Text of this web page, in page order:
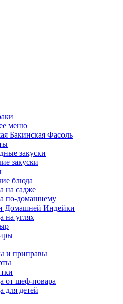
меню
Бакинская Фасоль
закуски
закуски
блюда
на садже
по-домашнему
Домашней Индейки
на углях
и приправы
от шеф-повара
для детей